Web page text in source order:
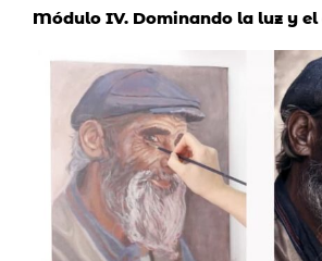
Módulo IV. Dominando la luz y el